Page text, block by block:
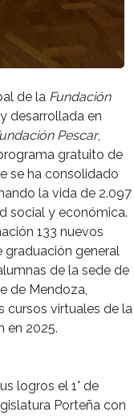
de la Fundación
desarrollada en
Pescar,
gratuito de
se ha consolidado
la vida de 2.097
social y económica.
133 nuevos
graduación general
de la sede de
de Mendoza,
cursos virtuales de la
en 2025.
logros el 1° de
Porteña con